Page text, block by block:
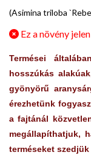
(Asimina triloba
Ez a növény
Termései
hosszúkás
gyönyörű
érezhetünk
a fajtánál
megállapíthatjuk,
terméseket